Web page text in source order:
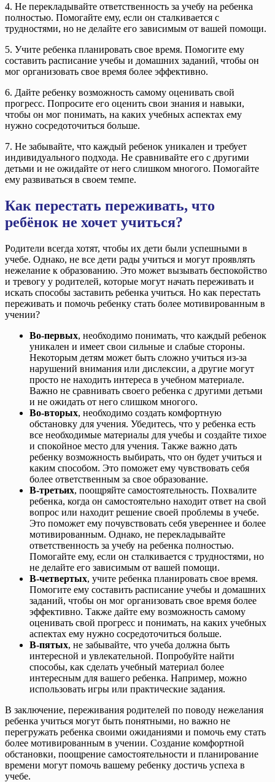
4. Не перекладывайте ответственность за учебу на ребенка
полностью. Помогайте ему, если он сталкивается с
трудностями, но не делайте его зависимым от вашей помощи.
5. Учите ребенка планировать свое время. Помогите ему
составить расписание учебы и домашних заданий, чтобы он
мог организовать свое время более эффективно.
6. Дайте ребенку возможность самому оценивать свой
прогресс. Попросите его оценить свои знания и навыки,
чтобы он мог понимать, на каких учебных аспектах ему
нужно сосредоточиться больше.
7. Не забывайте, что каждый ребенок уникален и требует
индивидуального подхода. Не сравнивайте его с другими
детьми и не ожидайте от него слишком многого. Помогайте
ему развиваться в своем темпе.
Как перестать переживать, что
ребёнок не хочет учиться?
Родители всегда хотят, чтобы их дети были успешными в
учебе. Однако, не все дети рады учиться и могут проявлять
нежелание к образованию. Это может вызывать беспокойство
и тревогу у родителей, которые могут начать переживать и
искать способы заставить ребенка учиться. Но как перестать
переживать и помочь ребенку стать более мотивированным в
учении?
Во-первых, необходимо понимать, что каждый ребенок
уникален и имеет свои сильные и слабые стороны.
Некоторым детям может быть сложно учиться из-за
нарушений внимания или дислексии, а другие могут
просто не находить интереса в учебном материале.
Важно не сравнивать своего ребенка с другими детьми
и не ожидать от него слишком многого.
Во-вторых, необходимо создать комфортную
обстановку для учения. Убедитесь, что у ребенка есть
все необходимые материалы для учебы и создайте тихое
и спокойное место для учения. Также важно дать
ребенку возможность выбирать, что он будет учиться и
каким способом. Это поможет ему чувствовать себя
более ответственным за свое образование.
В-третьих, поощряйте самостоятельность. Похвалите
ребенка, когда он самостоятельно находит ответ на свой
вопрос или находит решение своей проблемы в учебе.
Это поможет ему почувствовать себя увереннее и более
мотивированным. Однако, не перекладывайте
ответственность за учебу на ребенка полностью.
Помогайте ему, если он сталкивается с трудностями, но
не делайте его зависимым от вашей помощи.
В-четвертых, учите ребенка планировать свое время.
Помогите ему составить расписание учебы и домашних
заданий, чтобы он мог организовать свое время более
эффективно. Также дайте ему возможность самому
оценивать свой прогресс и понимать, на каких учебных
аспектах ему нужно сосредоточиться больше.
В-пятых, не забывайте, что учеба должна быть
интересной и увлекательной. Попробуйте найти
способы, как сделать учебный материал более
интересным для вашего ребенка. Например, можно
использовать игры или практические задания.
В заключение, переживания родителей по поводу нежелания
ребенка учиться могут быть понятными, но важно не
перегружать ребенка своими ожиданиями и помочь ему стать
более мотивированным в учении. Создание комфортной
обстановки, поощрение самостоятельности и планирование
времени могут помочь вашему ребенку достичь успеха в
учебе.